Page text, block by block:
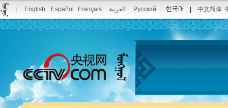
English Español Français العربية Русский 中文简体